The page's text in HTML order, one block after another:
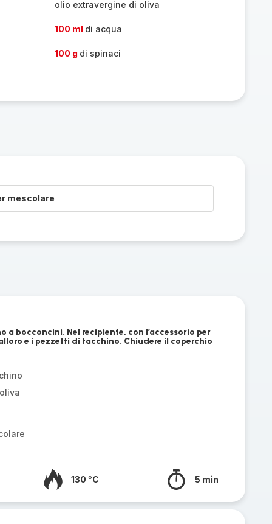
olio extravergine di oliva
100 ml di acqua
100 g di spinaci
mescolare
a bocconcini. Nel recipiente, con l’accessorio per
e i pezzetti di tacchino. Chiudere il coperchio
130 °C 5 min